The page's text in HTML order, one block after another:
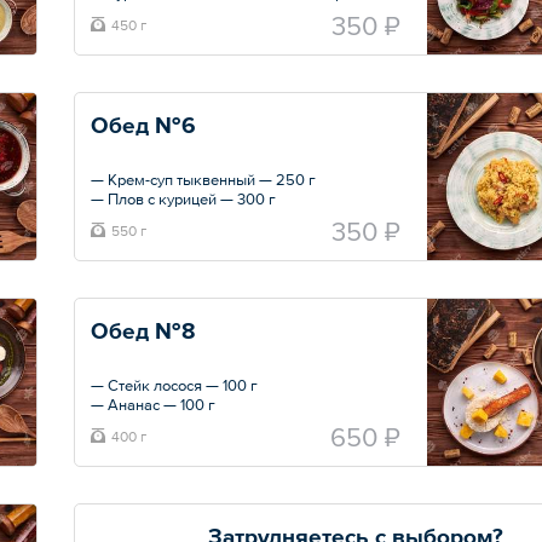
— Хлеб зерновой
Общий вес – 450 г
450 г 350 ₽
Обед №6
— Крем-суп тыквенный — 250 г
— Плов с курицей — 300 г
550 г 350 ₽
Обед №8
— Стейк лосося — 100 г
— Ананас — 100 г
— Салат «Коул-Слоу»: капуста, морковь,
яблоко — 100 г
400 г 650 ₽
Затрудняетесь с выбором?